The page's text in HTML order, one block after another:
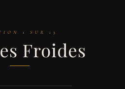
1 SUR 13
Froides